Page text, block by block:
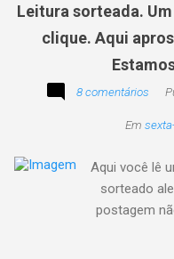
Leitura sorteada.
clique. Aqui
8 comentários
Em
Aqui você lê
sorteado
postagem